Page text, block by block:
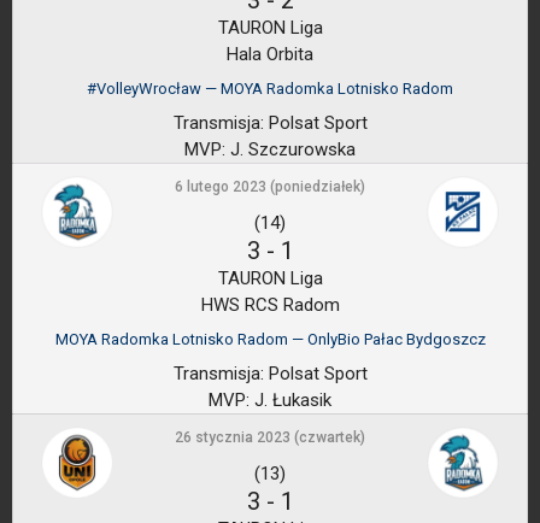
TAURON Liga
Hala Orbita
#VolleyWrocław — MOYA Radomka Lotnisko Radom
Transmisja: Polsat Sport
MVP: J. Szczurowska
6 lutego 2023 (poniedziałek)
(14)
3 - 1
TAURON Liga
HWS RCS Radom
MOYA Radomka Lotnisko Radom — OnlyBio Pałac Bydgoszcz
Transmisja: Polsat Sport
MVP: J. Łukasik
26 stycznia 2023 (czwartek)
(13)
3 - 1